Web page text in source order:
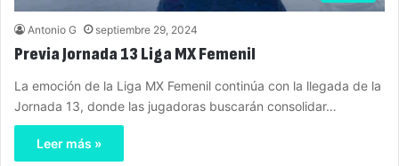
Antonio G septiembre 29, 2024
Previa Jornada 13 Liga MX Femenil
La emoción de la Liga MX Femenil continúa con la llegada de la
Jornada 13, donde las jugadoras buscarán consolidar…
Leer más »